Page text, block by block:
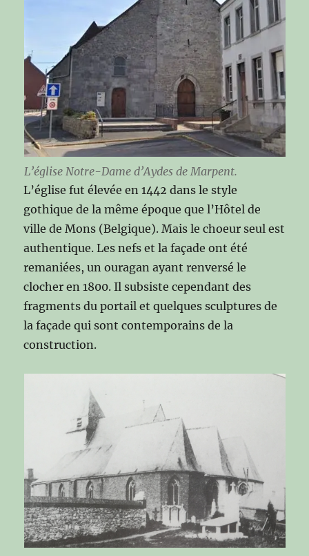
L’église Notre-Dame d’Aydes de Marpent.
L’église fut élevée en 1442 dans le style
gothique de la même époque que l’Hôtel de
ville de Mons (Belgique). Mais le choeur seul est
authentique. Les nefs et la façade ont été
remaniées, un ouragan ayant renversé le
clocher en 1800. Il subsiste cependant des
fragments du portail et quelques sculptures de
la façade qui sont contemporains de la
construction.